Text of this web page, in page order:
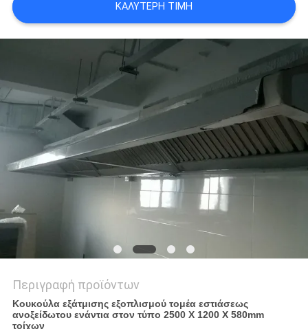
VR
SITEMAP
PRIVACY
POLICY
ΚΑΛΎΤΕΡΗ ΤΙΜΉ
Περιγραφή προϊόντων
Κουκούλα εξάτμισης εξοπλισμού τομέα εστιάσεως
ανοξείδωτου ενάντια στον τύπο 2500 X 1200 X 580mm
τοίχων